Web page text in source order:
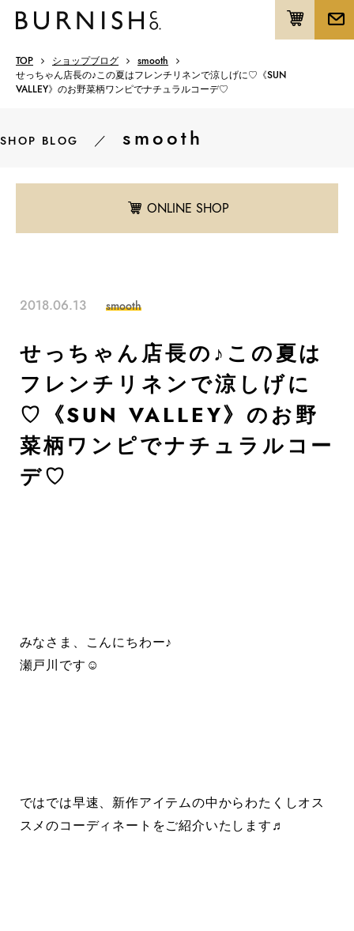
TOP ショップブログ
smooth
せっちゃん店長の♪この夏はフレンチリネンで涼しげに♡《SUN
VALLEY》のお野菜柄ワンピでナチュラルコーデ♡
SHOP BLOG ／ smooth
ONLINE SHOP
2018.06.13 smooth
せっちゃん店長の♪この夏は
フレンチリネンで涼しげに
♡《SUN VALLEY》のお野
菜柄ワンピでナチュラルコー
デ♡
みなさま、こんにちわー♪
瀬戸川です☺︎
ではでは早速、新作アイテムの中からわたくしオス
スメのコーディネートをご紹介いたします♬